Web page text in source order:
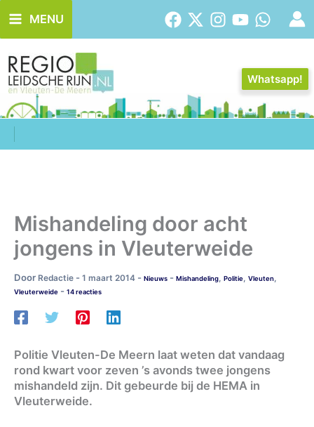
naar
de
inhoud
MENU
Whatsapp!
Mishandeling door acht
jongens in Vleuterweide
Door Redactie - 1 maart 2014 - Nieuws - Mishandeling, Politie, Vleuten,
Vleuterweide - 14 reacties
Politie Vleuten-De Meern laat weten dat vandaag
rond kwart voor zeven ’s avonds twee jongens
mishandeld zijn. Dit gebeurde bij de HEMA in
Vleuterweide.